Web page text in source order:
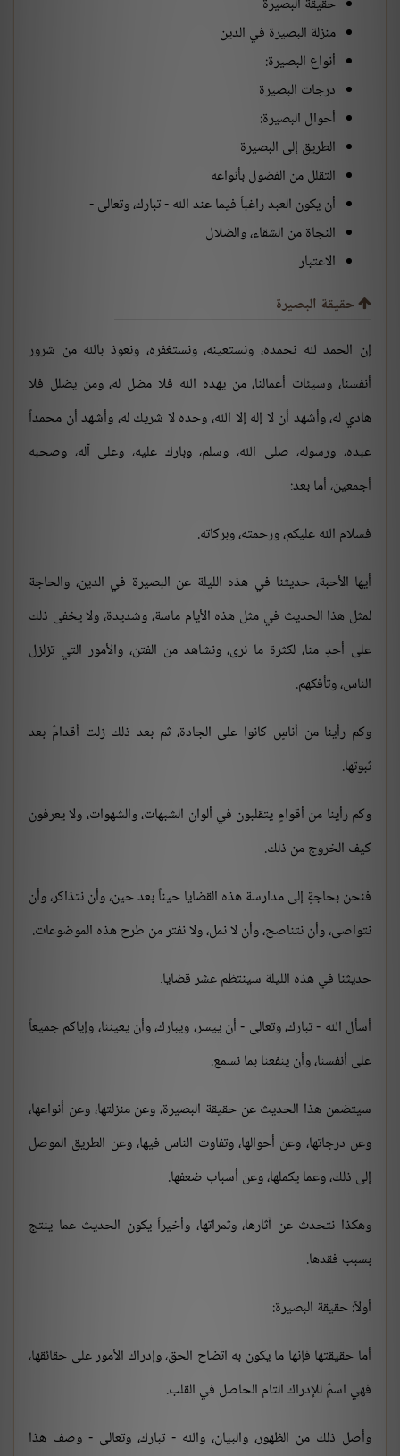
حقيقة البصيرة
منزلة البصيرة في الدين
أنواع البصيرة:
درجات البصيرة
أحوال البصيرة:
الطريق إلى البصيرة
التقلل من الفضول بأنواعه
أن يكون العبد راغباً فيما عند الله - تبارك، وتعالى -
النجاة من الشقاء، والضلال
الاعتبار
حقيقة البصيرة
إن الحمد لله نحمده، ونستعينه، ونستغفره، ونعوذ بالله من شرور
أنفسنا، وسيئات أعمالنا، من يهده الله فلا مضل له، ومن يضلل فلا
هادي له، وأشهد أن لا إله إلا الله، وحده لا شريك له، وأشهد أن محمداً
عبده، ورسوله، صلى الله، وسلم، وبارك عليه، وعلى آله، وصحبه
أجمعين، أما بعد:
فسلام الله عليكم، ورحمته، وبركاته.
أيها الأحبة، حديثنا في هذه الليلة عن البصيرة في الدين، والحاجة
لمثل هذا الحديث في مثل هذه الأيام ماسة، وشديدة، ولا يخفى ذلك
على أحدٍ منا، لكثرة ما نرى، ونشاهد من الفتن، والأمور التي تزلزل
الناس، وتأفكهم.
وكم رأينا من أناسٍ كانوا على الجادة، ثم بعد ذلك زلت أقدامٌ بعد
ثبوتها.
وكم رأينا من أقوامٍ يتقلبون في ألوان الشبهات، والشهوات، ولا يعرفون
كيف الخروج من ذلك.
فنحن بحاجةٍ إلى مدارسة هذه القضايا حيناً بعد حين، وأن نتذاكر، وأن
نتواصى، وأن نتناصح، وأن لا نمل، ولا نفتر من طرح هذه الموضوعات.
حديثنا في هذه الليلة سينتظم عشر قضايا.
أسأل الله - تبارك، وتعالى - أن ييسر، ويبارك، وأن يعيننا، وإياكم جميعاً
على أنفسنا، وأن ينفعنا بما نسمع.
سيتضمن هذا الحديث عن حقيقة البصيرة، وعن منزلتها، وعن أنواعها،
وعن درجاتها، وعن أحوالها، وتفاوت الناس فيها، وعن الطريق الموصل
إلى ذلك، وعما يكملها، وعن أسباب ضعفها.
وهكذا نتحدث عن آثارها، وثمراتها، وأخيراً يكون الحديث عما ينتج
بسبب فقدها.
أولاً: حقيقة البصيرة:
أما حقيقتها فإنها ما يكون به اتضاح الحق، وإدراك الأمور على حقائقها،
فهي اسمٌ للإدراك التام الحاصل في القلب.
وأصل ذلك من الظهور، والبيان، والله - تبارك، وتعالى - وصف هذا